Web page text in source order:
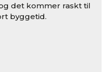
det kommer raskt til
byggetid.